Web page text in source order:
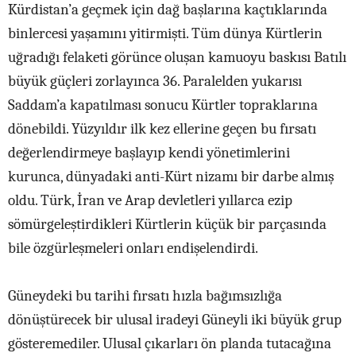
Kürdistan’a geçmek için dağ başlarına kaçtıklarında
binlercesi yaşamını yitirmişti. Tüm dünya Kürtlerin
uğradığı felaketi görünce oluşan kamuoyu baskısı Batılı
büyük güçleri zorlayınca 36. Paralelden yukarısı
Saddam’a kapatılması sonucu Kürtler topraklarına
dönebildi. Yüzyıldır ilk kez ellerine geçen bu fırsatı
değerlendirmeye başlayıp kendi yönetimlerini
kurunca, dünyadaki anti-Kürt nizamı bir darbe almış
oldu. Türk, İran ve Arap devletleri yıllarca ezip
sömürgeleştirdikleri Kürtlerin küçük bir parçasında
bile özgürleşmeleri onları endişelendirdi.
Güneydeki bu tarihi fırsatı hızla bağımsızlığa
dönüştürecek bir ulusal iradeyi Güneyli iki büyük grup
gösteremediler. Ulusal çıkarları ön planda tutacağına